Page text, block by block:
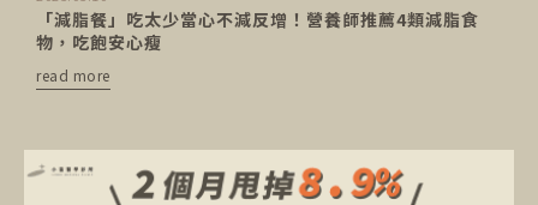
「減脂餐」吃太少當心不減反增！營養師推薦4類減脂食
物，吃飽安心瘦
read more